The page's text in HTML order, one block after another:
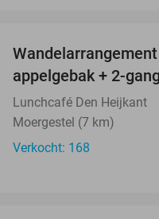
appelgebak + 2-
Lunchcafé Den Heijkant
Moergestel (7 km)
Verkocht: 168